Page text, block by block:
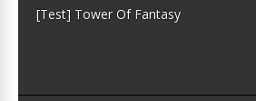
[Test] Tower Of Fantasy